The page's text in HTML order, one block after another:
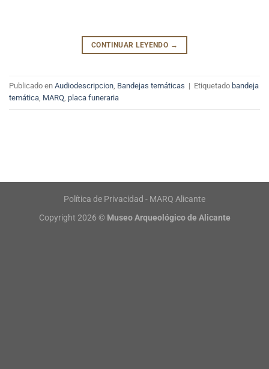
CONTINUAR LEYENDO →
Publicado en Audiodescripcion Bandejas temáticas | Etiquetado bandeja
temática MARQ placa funeraria
Política de Privacidad - MARQ Alicante
Copyright 2026 © Museo Arqueológico de Alicante